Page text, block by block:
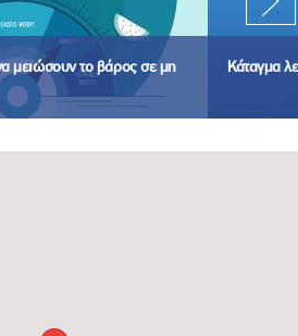
μειώσουν το βάρος σε μη
Κάταγμα